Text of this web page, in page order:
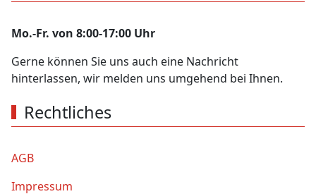
Mo.-Fr. von 8:00-17:00 Uhr
Gerne können Sie uns auch eine Nachricht
hinterlassen, wir melden uns umgehend bei Ihnen.
Rechtliches
AGB
Impressum